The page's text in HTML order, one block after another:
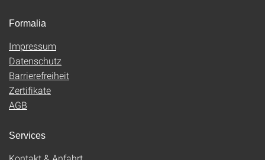
Formalia
Impressum
Datenschutz
Barrierefreiheit
Zertifikate
AGB
Services